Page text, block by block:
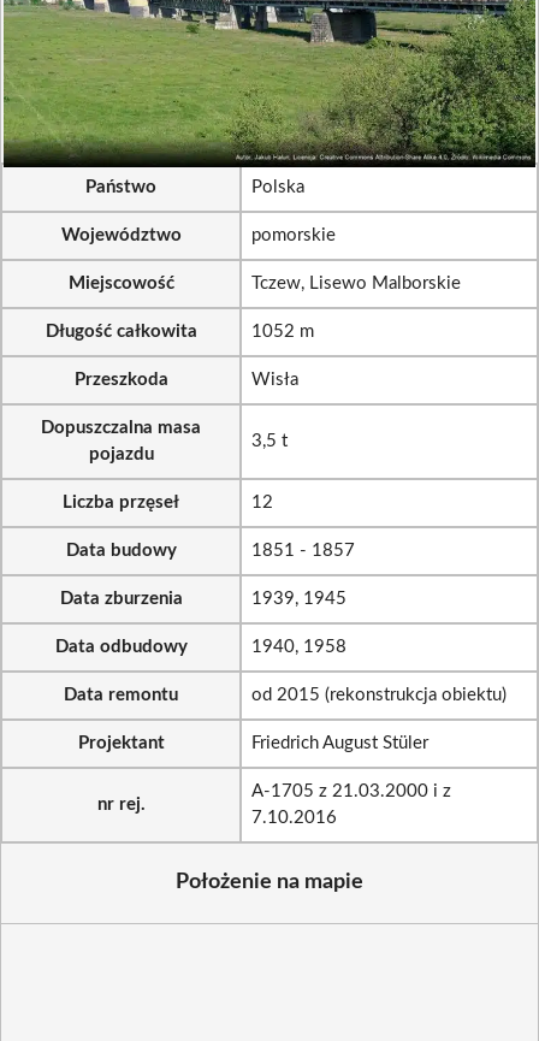
Państwo Polska
Województwo pomorskie
Miejscowość Tczew, Lisewo Malborskie
Długość całkowita 1052 m
Przeszkoda Wisła
Dopuszczalna masa
pojazdu
3,5 t
Liczba przęseł 12
Data budowy 1851 - 1857
Data zburzenia 1939, 1945
Data odbudowy 1940, 1958
Data remontu od 2015 (rekonstrukcja obiektu)
Projektant Friedrich August Stüler
nr rej.
A-1705 z 21.03.2000 i z
7.10.2016
Położenie na mapie